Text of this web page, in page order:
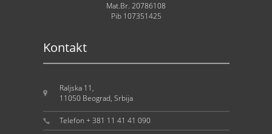
Mat.Br. 20786108
Pib 107351425
Kontakt
Raljska 11,
11050 Beograd, Srbija
Telefon + 381 11 41 41 090